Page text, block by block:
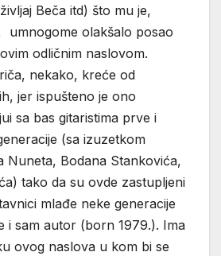
Beča itd) što mu je,
umnogome olakšalo posao
odličnim naslovom.
nekako, kreće od
jer ispušteno je ono
sa bas gitaristima prve i
(sa izuzetkom
Nuneta, Bodana Stankovića,
tako da su ovde zastupljeni
mlađe neke generacije
i sam autor (born 1979.). Ima
ovog naslova u kom bi se